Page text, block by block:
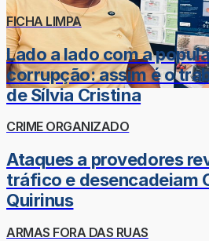
FICHA LIMPA
Lado a lado com a
corrupção: assim é o
de Sílvia Cristina
CRIME ORGANIZADO
Ataques a provedores
tráfico e desencadeiam
Quirinus
ARMAS FORA DAS RUAS